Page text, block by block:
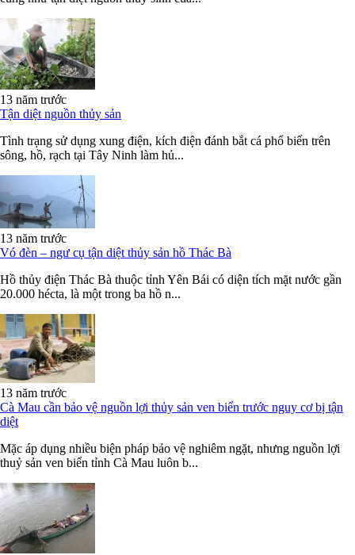
13 năm trước
Tận diệt nguồn thủy sản
Tình trạng sử dụng xung điện, kích điện đánh bắt cá phổ biến trên
sông, hồ, rạch tại Tây Ninh làm hủ...
13 năm trước
Vó đèn – ngư cụ tận diệt thủy sản hồ Thác Bà
Hồ thủy điện Thác Bà thuộc tỉnh Yên Bái có diện tích mặt nước gần
20.000 hécta, là một trong ba hồ n...
13 năm trước
Cà Mau cần bảo vệ nguồn lợi thủy sản ven biển trước nguy cơ bị tận
diệt
Mặc áp dụng nhiều biện pháp bảo vệ nghiêm ngặt, nhưng nguồn lợi
thuỷ sản ven biển tỉnh Cà Mau luôn b...